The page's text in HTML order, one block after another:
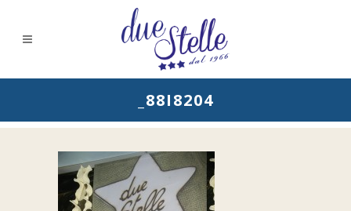
_88I8204